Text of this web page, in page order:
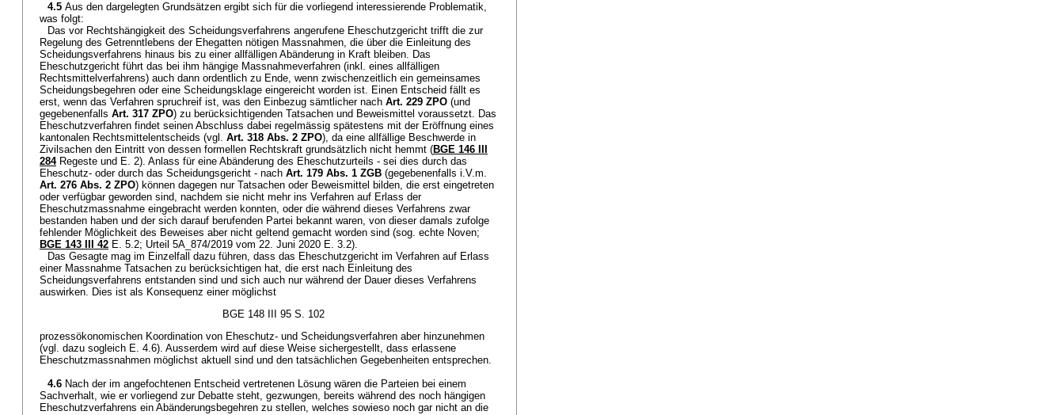
4.5 Aus den dargelegten Grundsätzen ergibt sich für die vorliegend interessierende Problematik,
was folgt:
Das vor Rechtshängigkeit des Scheidungsverfahrens angerufene Eheschutzgericht trifft die zur
Regelung des Getrenntlebens der Ehegatten nötigen Massnahmen, die über die Einleitung des
Scheidungsverfahrens hinaus bis zu einer allfälligen Abänderung in Kraft bleiben. Das
Eheschutzgericht führt das bei ihm hängige Massnahmeverfahren (inkl. eines allfälligen
Rechtsmittelverfahrens) auch dann ordentlich zu Ende, wenn zwischenzeitlich ein gemeinsames
Scheidungsbegehren oder eine Scheidungsklage eingereicht worden ist. Einen Entscheid fällt es
erst, wenn das Verfahren spruchreif ist, was den Einbezug sämtlicher nach Art. 229 ZPO (und
gegebenenfalls Art. 317 ZPO) zu berücksichtigenden Tatsachen und Beweismittel voraussetzt. Das
Eheschutzverfahren findet seinen Abschluss dabei regelmässig spätestens mit der Eröffnung eines
kantonalen Rechtsmittelentscheids (vgl. Art. 318 Abs. 2 ZPO), da eine allfällige Beschwerde in
Zivilsachen den Eintritt von dessen formellen Rechtskraft grundsätzlich nicht hemmt (BGE 146 III
284Regeste und E. 2). Anlass für eine Abänderung des Eheschutzurteils - sei dies durch das
Eheschutz- oder durch das Scheidungsgericht - nach Art. 179 Abs. 1 ZGB (gegebenenfalls i.V.m.
Art. 276 Abs. 2 ZPO) können dagegen nur Tatsachen oder Beweismittel bilden, die erst eingetreten
oder verfügbar geworden sind, nachdem sie nicht mehr ins Verfahren auf Erlass der
Eheschutzmassnahme eingebracht werden konnten, oder die während dieses Verfahrens zwar
bestanden haben und der sich darauf berufenden Partei bekannt waren, von dieser damals zufolge
fehlender Möglichkeit des Beweises aber nicht geltend gemacht worden sind (sog. echte Noven;
BGE 143 III 42 E. 5.2; Urteil 5A_874/2019 vom 22. Juni 2020 E. 3.2).
Das Gesagte mag im Einzelfall dazu führen, dass das Eheschutzgericht im Verfahren auf Erlass
einer Massnahme Tatsachen zu berücksichtigen hat, die erst nach Einleitung des
Scheidungsverfahrens entstanden sind und sich auch nur während der Dauer dieses Verfahrens
auswirken. Dies ist als Konsequenz einer möglichst
BGE 148 III 95 S. 102
prozessökonomischen Koordination von Eheschutz- und Scheidungsverfahren aber hinzunehmen
(vgl. dazu sogleich E. 4.6). Ausserdem wird auf diese Weise sichergestellt, dass erlassene
Eheschutzmassnahmen möglichst aktuell sind und den tatsächlichen Gegebenheiten entsprechen.
4.6 Nach der im angefochtenen Entscheid vertretenen Lösung wären die Parteien bei einem
Sachverhalt, wie er vorliegend zur Debatte steht, gezwungen, bereits während des noch hängigen
Eheschutzverfahrens ein Abänderungsbegehren zu stellen, welches sowieso noch gar nicht an die